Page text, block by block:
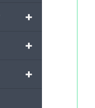
+
+
+